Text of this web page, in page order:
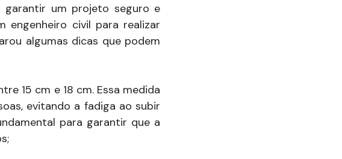
garantir um projeto seguro e
engenheiro civil para realizar
algumas dicas que podem
15 cm e 18 cm. Essa medida
evitando a fadiga ao subir
para garantir que a